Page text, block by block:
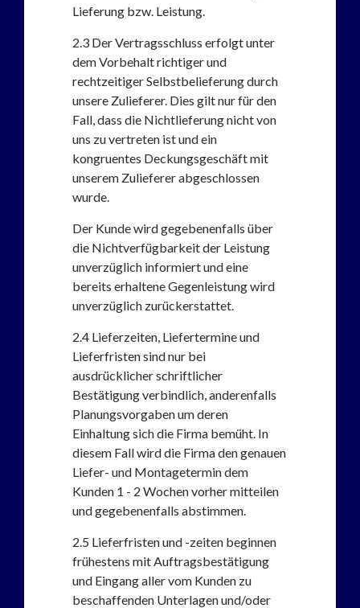
Lieferung bzw. Leistung.
2.3 Der Vertragsschluss erfolgt unter
dem Vorbehalt richtiger und
rechtzeitiger Selbstbelieferung durch
unsere Zulieferer. Dies gilt nur für den
Fall, dass die Nichtlieferung nicht von
uns zu vertreten ist und ein
kongruentes Deckungsgeschäft mit
unserem Zulieferer abgeschlossen
wurde.
Der Kunde wird gegebenenfalls über
die Nichtverfügbarkeit der Leistung
unverzüglich informiert und eine
bereits erhaltene Gegenleistung wird
unverzüglich zurückerstattet.
2.4 Lieferzeiten, Liefertermine und
Lieferfristen sind nur bei
ausdrücklicher schriftlicher
Bestätigung verbindlich, anderenfalls
Planungsvorgaben um deren
Einhaltung sich die Firma bemüht. In
diesem Fall wird die Firma den genauen
Liefer- und Montagetermin dem
Kunden 1 - 2 Wochen vorher mitteilen
und gegebenenfalls abstimmen.
2.5 Lieferfristen und -zeiten beginnen
frühestens mit Auftragsbestätigung
und Eingang aller vom Kunden zu
beschaffenden Unterlagen und/oder